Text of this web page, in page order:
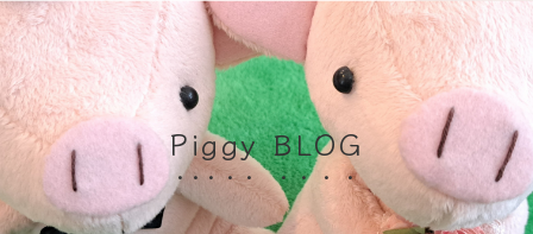
Piggy BLOG